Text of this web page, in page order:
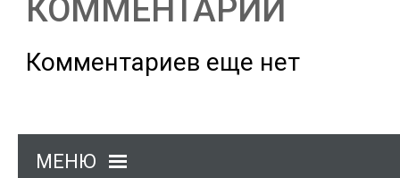
КОММЕНТАРИИ
Комментариев еще нет
МЕНЮ